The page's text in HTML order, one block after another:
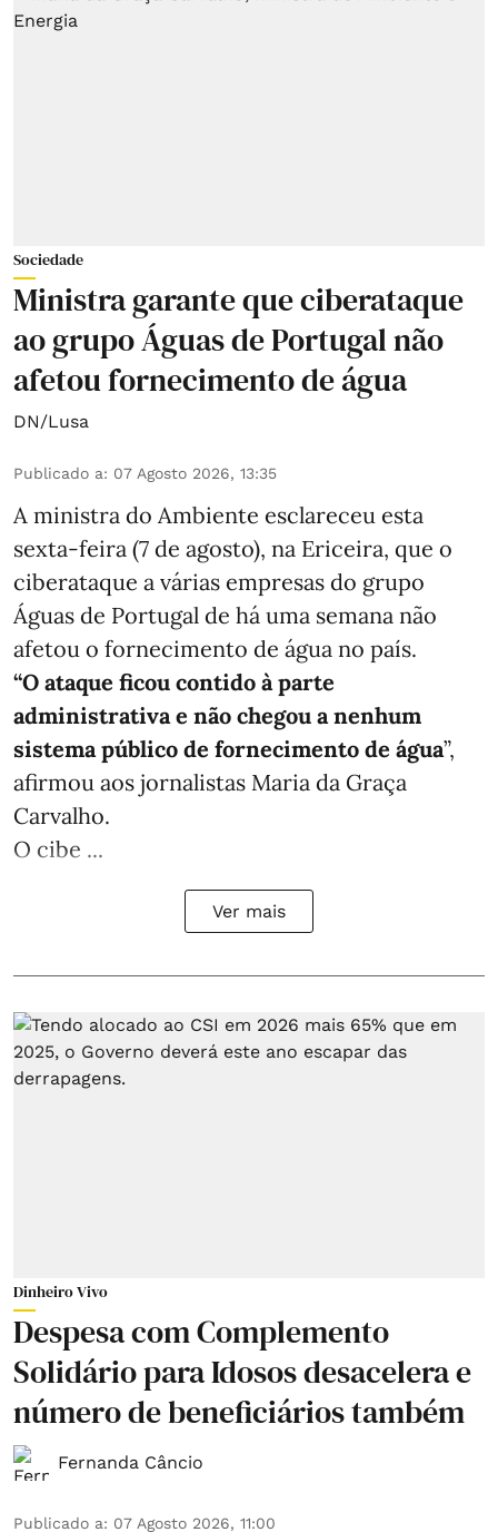
Sociedade
Ministra garante que ciberataque
ao grupo Águas de Portugal não
afetou fornecimento de água
DN/Lusa
Publicado a: 07 Agosto 2026, 13:35
A ministra do Ambiente esclareceu esta
sexta-feira (7 de agosto), na Ericeira, que o
ciberataque a várias empresas do grupo
Águas de Portugal de há uma semana não
afetou o fornecimento de água no país.
“O ataque ficou contido à parte
administrativa e não chegou a nenhum
sistema público de fornecimento de água”,
afirmou aos jornalistas Maria da Graça
Carvalho.
O cibe ...
Ver mais
Dinheiro Vivo
Despesa com Complemento
Solidário para Idosos desacelera e
número de beneficiários também
Fernanda Câncio
Publicado a: 07 Agosto 2026, 11:00